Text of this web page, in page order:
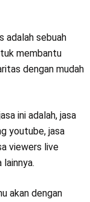
adalah sebuah
membantu
dengan mudah
ini adalah, jasa
youtube, jasa
viewers live
akan dengan